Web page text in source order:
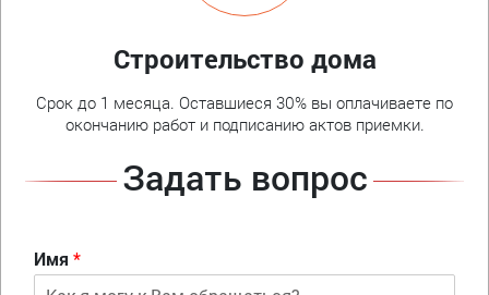
Строительство дома
Срок до 1 месяца. Оставшиеся 30% вы оплачиваете по
окончанию работ и подписанию актов приемки.
Задать вопрос
Имя *